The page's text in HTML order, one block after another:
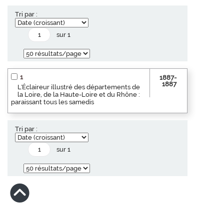
Tri par :
sur 1
1
L'Éclaireur illustré des départements de
la Loire, de la Haute-Loire et du Rhône :
paraissant tous les samedis
1887-
1887
Tri par :
sur 1